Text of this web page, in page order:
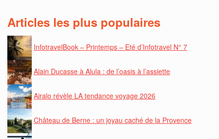
Articles les plus populaires
InfotravelBook – Printemps – Eté d’Infotravel N° 7
Alain Ducasse à Alula : de l’oasis à l’assiette
Airalo révèle LA tendance voyage 2026
Château de Berne : un joyau caché de la Provence